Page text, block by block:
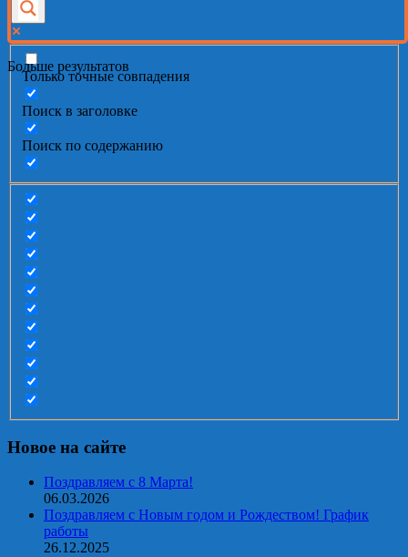
Больше результатов
Только точные совпадения
Поиск в заголовке
Поиск по содержанию
Новое на сайте
Поздравляем с 8 Марта!
06.03.2026
Поздравляем с Новым годом и Рождеством! График
работы
26.12.2025